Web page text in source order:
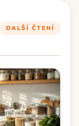
DALŠÍ ČTENÍ